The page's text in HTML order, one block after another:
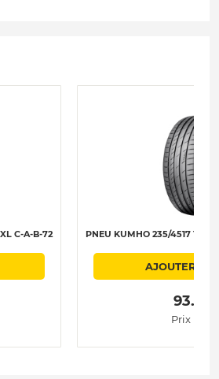
C-A-B-72 PNEU KUMHO 235/4517 Y97
AJOUTER AU
Prix